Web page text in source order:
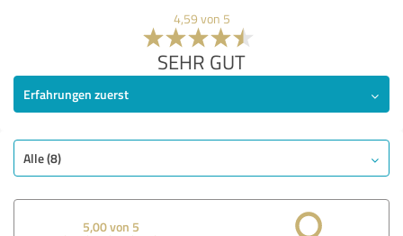
4,59 von 5
SEHR GUT
Erfahrungen zuerst
Alle (8)
5,00 von 5